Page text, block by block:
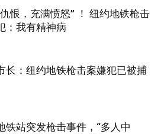
恨，充满愤怒” ！ 纽约地铁枪击
：我有精神病
长：纽约地铁枪击案嫌犯已被捕
铁站突发枪击事件，“多人中